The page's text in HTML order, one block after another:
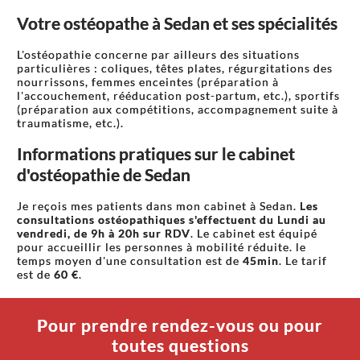
Votre ostéopathe à Sedan et ses spécialités
L'ostéopathie concerne par ailleurs des situations
particulières : coliques, têtes plates, régurgitations des
nourrissons, femmes enceintes (préparation à
l'accouchement, rééducation post-partum, etc.), sportifs
(préparation aux compétitions, accompagnement suite à
traumatisme, etc.).
Informations pratiques sur le cabinet
d'ostéopathie de Sedan
Je reçois mes patients dans mon cabinet à Sedan. Les
consultations ostéopathiques s'effectuent du Lundi au
vendredi, de 9h à 20h sur RDV. Le cabinet est équipé
pour accueillir les personnes à mobilité réduite. le
temps moyen d'une consultation est de 45min. Le tarif
est de 60 €.
Pour prendre rendez-vous ou pour
toutes questions